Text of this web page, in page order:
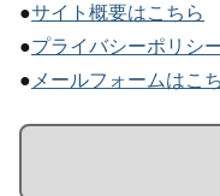
●サイト概要はこちら
●プライバシーポリシ
● メールフォームはこ